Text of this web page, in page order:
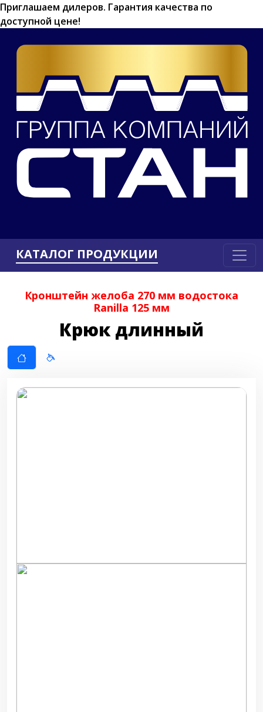
Приглашаем дилеров. Гарантия качества по
доступной цене!
КАТАЛОГ ПРОДУКЦИИ
Кронштейн желоба 270 мм водостока
Ranilla 125 мм
Крюк длинный